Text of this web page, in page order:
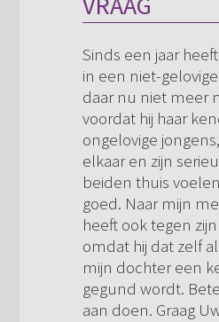
Sinds een jaar
in een niet-
daar nu niet meer
voordat hij haar
ongelovige
elkaar en zijn
beiden thuis
goed. Naar mijn
heeft ook tegen
omdat hij dat zelf
mijn dochter een
gegund wordt.
aan doen. Graag